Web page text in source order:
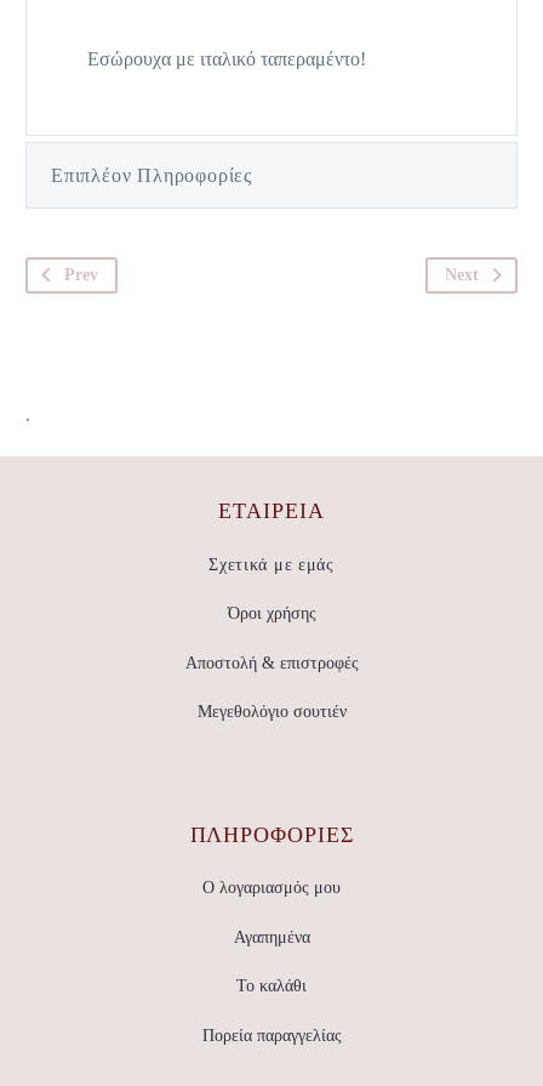
Εσώρουχα με ιταλικό ταπεραμέντο!
Επιπλέον Πληροφορίες
Prev Next
.
ΕΤΑΙΡΕΊΑ
Σχετικά με εμάς
Όροι χρήσης
Αποστολή & επιστροφές
Μεγεθολόγιο σουτιέν
ΠΛΗΡΟΦΟΡΙΕΣ
Ο λογαριασμός μου
Αγαπημένα
Το καλάθι
Πορεία παραγγελίας